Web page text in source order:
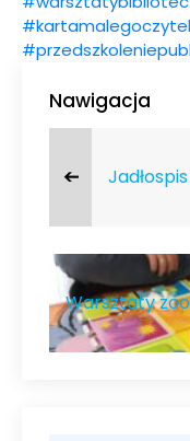
#
#
Nawigacja
➔
Warsztaty